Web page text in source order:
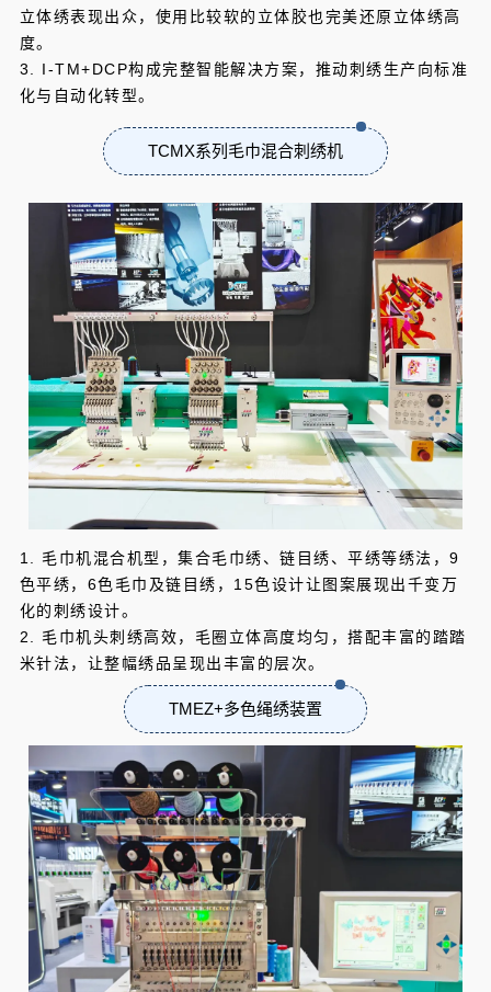
立体绣表现出众，使用比较软的立体胶也完美还原立体绣高
度。
3. I-TM+DCP构成完整智能解决方案，推动刺绣生产向标准
化与自动化转型。
TCMX系列毛巾混合刺绣机
1. 毛巾机混合机型，集合毛巾绣、链目绣、平绣等绣法，9
色平绣，6色毛巾及链目绣，15色设计让图案展现出千变万
化的刺绣设计。
2. 毛巾机头刺绣高效，毛圈立体高度均匀，搭配丰富的踏踏
米针法，让整幅绣品呈现出丰富的层次。
TMEZ+多色绳绣装置